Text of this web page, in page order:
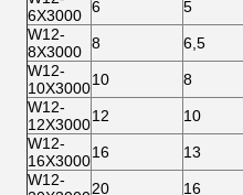
6X3000 6 5
W12-
8X3000 8 6,5
W12-
10X300010 8
W12-
12X300012 10
W12-
16X300016 13
W12-
20 16